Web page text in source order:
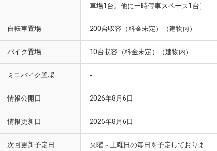
車場1台。他に一時停車スペース1台）
自転車置場 200台収容（料金未定）（建物内）
バイク置場 10台収容（料金未定）（建物内）
ミニバイク置場 -
情報公開日 2026年8月6日
情報更新日 2026年8月6日
次回更新予定日
火曜～土曜日の毎日を予定しておりま